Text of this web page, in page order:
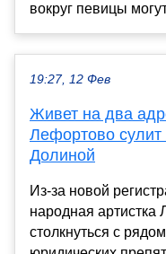
вокруг певицы
19:27, 12 Фев
Живет на два
Лефортово
Долиной
Из-за новой
народная
столкнуться с